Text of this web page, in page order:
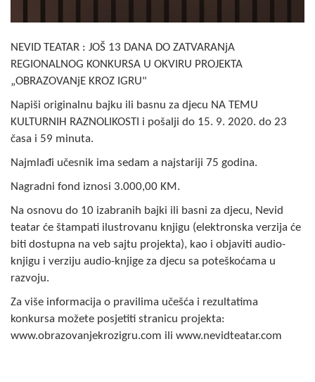
INFO
Vijesti
Aktivnosti
Obavještenja
Zaštita od požara
COVID 19
Geoistraživanja
FINANSIJE
PRIVREDA
NEVID TEATAR : JOŠ 13 DANA DO ZATVARANjA
REGIONALNOG KONKURSA U OKVIRU PROJEKTA
„OBRAZOVANjE KROZ IGRU"
Napiši originalnu bajku ili basnu za djecu NA TEMU
KULTURNIH RAZNOLIKOSTI i pošalji do 15. 9. 2020. do 23
časa i 59 minuta.
Najmlađi učesnik ima sedam a najstariji 75 godina.
Nagradni fond iznosi 3.000,00 KM.
Na osnovu do 10 izabranih bajki ili basni za djecu, Nevid
teatar će štampati ilustrovanu knjigu (elektronska verzija će
biti dostupna na veb sajtu projekta), kao i objaviti audio-
knjigu i verziju audio-knjige za djecu sa poteškoćama u
razvoju.
Za više informacija o pravilima učešća i rezultatima
konkursa možete posjetiti stranicu projekta:
www.obrazovanjekrozigru.com ili www.nevidteatar.com